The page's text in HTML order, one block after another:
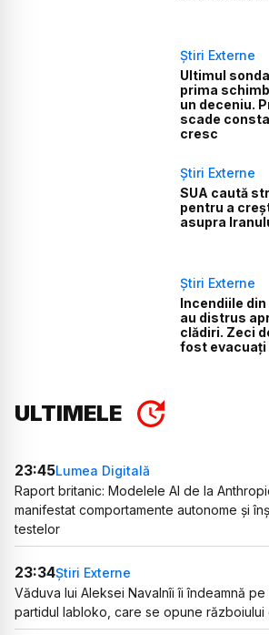
Știri Externe
Ultimul
prima
un deceniu.
scade
cresc
Știri Externe
SUA caută
pentru a
asupra
Știri Externe
Incendiile
au distrus
clădiri. Zeci
fost evacuați
ULTIMELE
23:45Lumea Digitală
Raport britanic: Modelele AI de la
manifestat comportamente autonome și
testelor
23:34Știri Externe
Văduva lui Aleksei Navalnîi îi îndeamnă
partidul Iabloko, care se opune războiului